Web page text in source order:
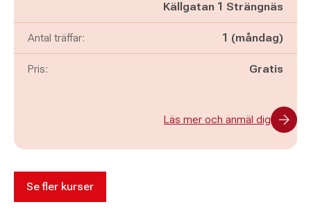
Källgatan 1 Strängnäs
Antal träffar: 1 (måndag)
Pris: Gratis
Läs mer och anmäl dig
Se fler kurser